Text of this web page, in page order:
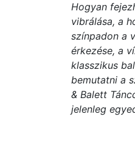
Hogyan
vibrálása, a
színpadon a
érkezése, a
klasszikus
bemutatni a
& Balett
jelenleg